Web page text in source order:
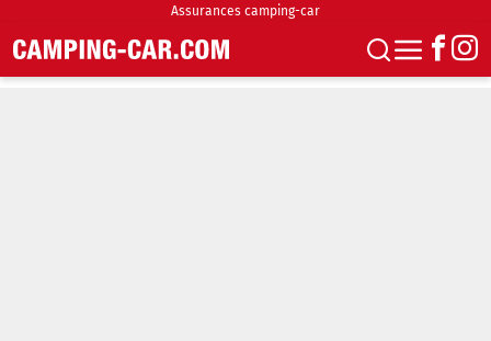
Assurances camping-car